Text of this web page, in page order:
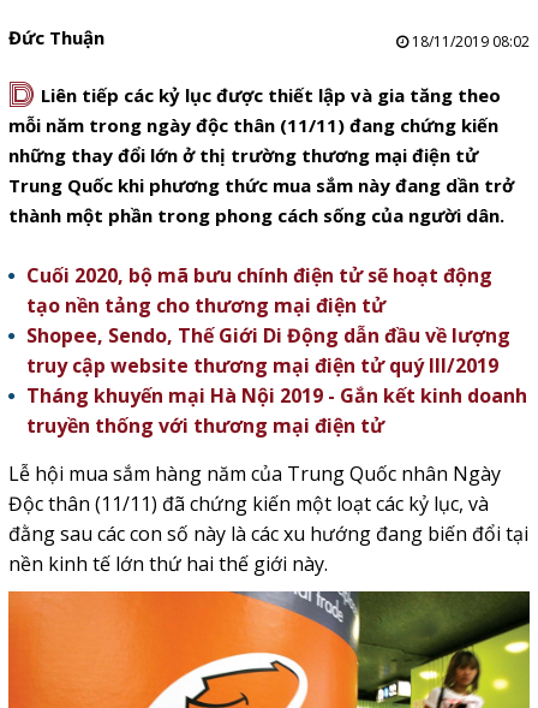
Đức Thuận 18/11/2019 08:02
D Liên tiếp các kỷ lục được thiết lập và gia tăng theo
mỗi năm trong ngày độc thân (11/11) đang chứng kiến
những thay đổi lớn ở thị trường thương mại điện tử
Trung Quốc khi phương thức mua sắm này đang dần trở
thành một phần trong phong cách sống của người dân.
Cuối 2020, bộ mã bưu chính điện tử sẽ hoạt động
tạo nền tảng cho thương mại điện tử
Shopee, Sendo, Thế Giới Di Động dẫn đầu về lượng
truy cập website thương mại điện tử quý III/2019
Tháng khuyến mại Hà Nội 2019 - Gắn kết kinh doanh
truyền thống với thương mại điện tử
Lễ hội mua sắm hàng năm của Trung Quốc nhân Ngày
Độc thân (11/11) đã chứng kiến một loạt các kỷ lục, và
đằng sau các con số này là các xu hướng đang biến đổi tại
nền kinh tế lớn thứ hai thế giới này.